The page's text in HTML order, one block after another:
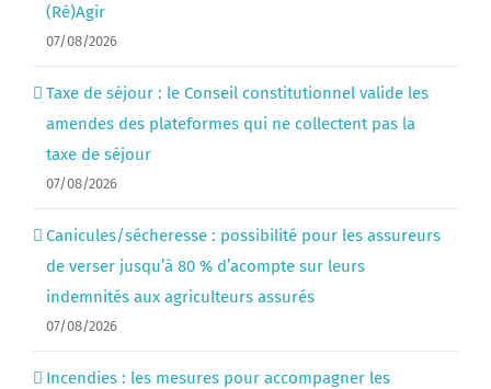
(Ré)Agir
07/08/2026
Taxe de séjour : le Conseil constitutionnel valide les
amendes des plateformes qui ne collectent pas la
taxe de séjour
07/08/2026
Canicules/sécheresse : possibilité pour les assureurs
de verser jusqu’à 80 % d’acompte sur leurs
indemnités aux agriculteurs assurés
07/08/2026
Incendies : les mesures pour accompagner les